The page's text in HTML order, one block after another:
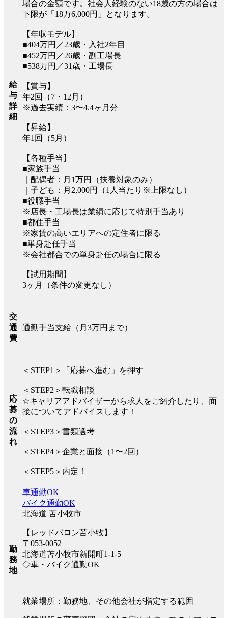
給
与
詳
細
場合の金額です。社会人経験のない18歳の方の場合は
下限が「18万6,000円」となります。
【年収モデル】
■404万円／23歳・入社2年目
■452万円／26歳・副工場長
■538万円／31歳・工場長
【賞与】
年2回（7・12月）
※過去実績：3〜4.4ヶ月分
【昇給】
年1回（5月）
【各種手当】
■家族手当
｜配偶者：月1万円（扶養対象のみ）
｜子ども：月2,000円（1人当たり※上限なし）
■役職手当
※店長・工場長は業績に応じて特別手当あり
■都住手当
※家賃の高いエリアへの定住者に限る
■単身赴任手当
※会社都合での単身赴任の場合に限る
【試用期間】
3ヶ月（条件の変更なし）
交
通
費
通勤手当支給（月3万円まで）
応
募
の
流
れ
＜STEP1＞「応募へ進む」を押す
＜STEP2＞転職相談
☆キャリアアドバイザーから求人をご紹介したり、面
接についてアドバイスします！
＜STEP3＞書類選考
＜STEP4＞企業と面接（1〜2回）
＜STEP5＞内定！
勤
務
地
車通勤OK
バイク通勤OK
北海道 苫小牧市
【レッドバロン苫小牧】
〒053-0052
北海道苫小牧市新開町1-1-5
◇車・バイク通勤OK
就業場所：勤務地、その他会社が指定する範囲